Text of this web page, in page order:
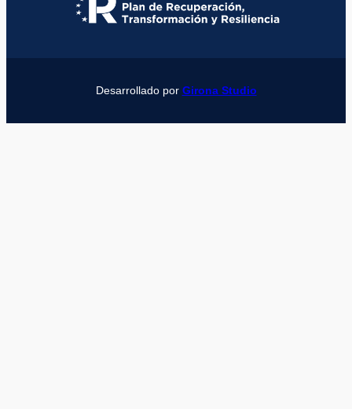
Desarrollado por Girona Studio